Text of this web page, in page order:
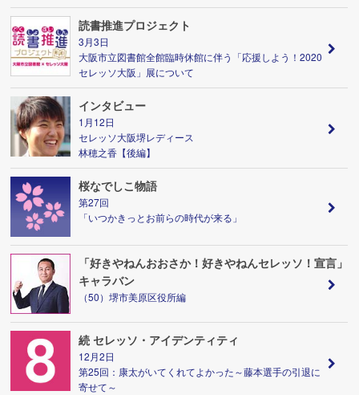
読書推進プロジェクト
3月3日
大阪市立図書館全館臨時休館に伴う「応援しよう！2020
セレッソ大阪」展について
インタビュー
1月12日
セレッソ大阪堺レディース
林穂之香【後編】
桜なでしこ物語
第27回
「いつかきっとお前らの時代が来る」
「好きやねんおおさか！好きやねんセレッソ！宣言」
キャラバン
（50）堺市美原区役所編
続 セレッソ・アイデンティティ
12月2日
第25回：康太がいてくれてよかった～藤本選手の引退に
寄せて～